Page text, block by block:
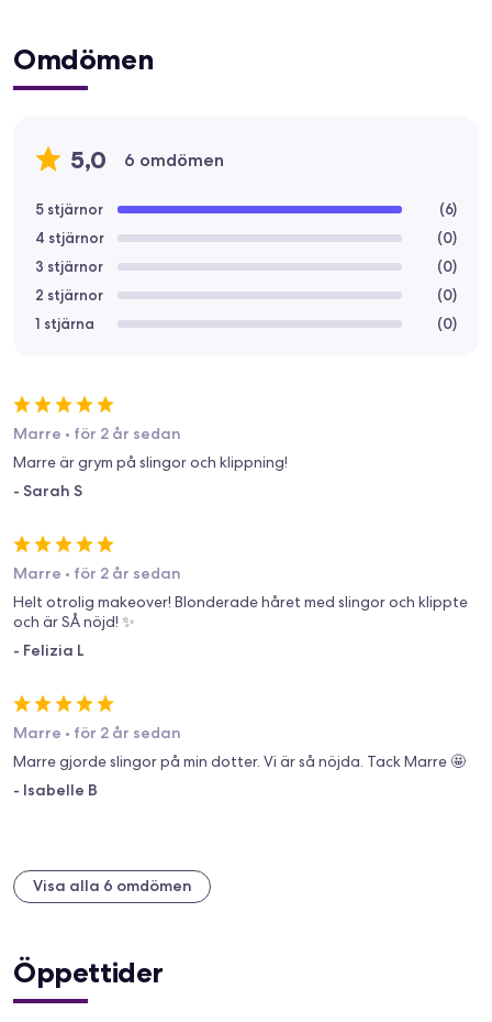
Omdömen
5,0 6 omdömen
5 stjärnor (6)
4 stjärnor
(0)
3 stjärnor
(0)
2 stjärnor
(0)
1 stjärna
(0)
Marre • för 2 år sedan
Marre är grym på slingor och klippning!
- Sarah S
Marre • för 2 år sedan
Helt otrolig makeover! Blonderade håret med slingor och klippte
och är SÅ nöjd! ✨
- Felizia L
Marre • för 2 år sedan
Marre gjorde slingor på min dotter. Vi är så nöjda. Tack Marre 🤩
- Isabelle B
Visa alla 6 omdömen
Öppettider